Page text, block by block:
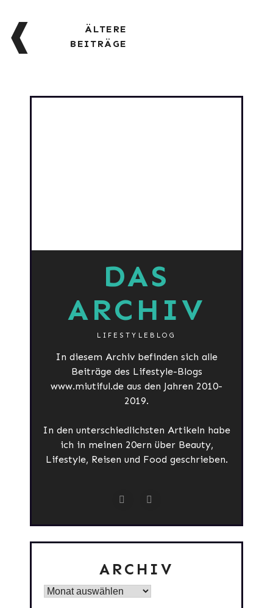
BEITRAGSNAVIGATION
ÄLTERE
BEITRÄGE
DAS
ARCHIV
LIFESTYLEBLOG
In diesem Archiv befinden sich alle
Beiträge des Lifestyle-Blogs
www.miutiful.de aus den Jahren 2010-
2019.
In den unterschiedlichsten Artikeln habe
ich in meinen 20ern über Beauty,
Lifestyle, Reisen und Food geschrieben.
ARCHIV
Archiv